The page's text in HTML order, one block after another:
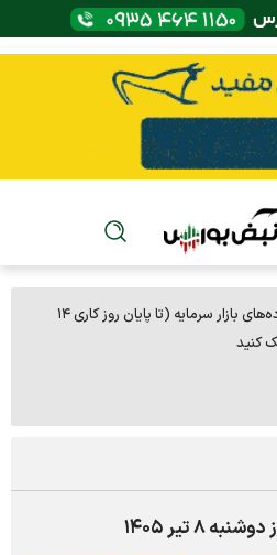
🔴 اکسل جامع داده‌های بازار سرمایه (تا پایان روز کاری ۱۴
تیر ۱۴۰۵